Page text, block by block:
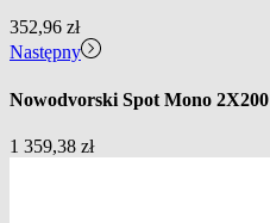
352,96 zł
Następny
Nowodvorski Spot Mono 2X200
1 359,38 zł